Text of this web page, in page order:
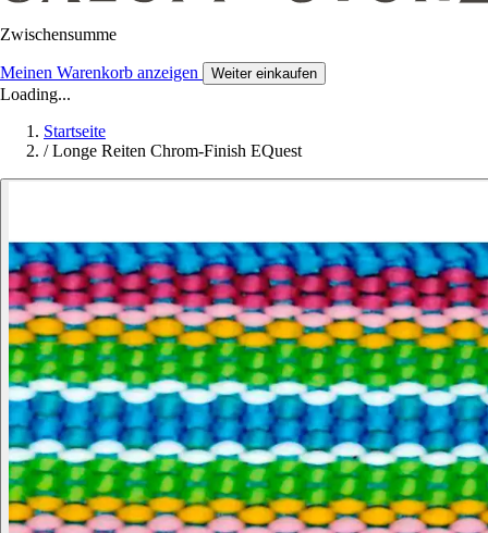
Zwischensumme
Meinen Warenkorb anzeigen Weiter einkaufen
Loading...
Startseite
/ Longe Reiten Chrom-Finish EQuest